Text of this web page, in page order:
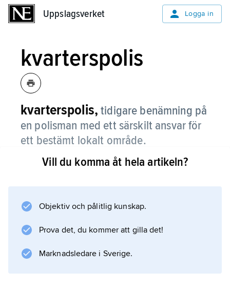
Uppslagsverket Logga in
kvarterspolis
kvarterspolis, tidigare benämning på
en polisman med ett särskilt ansvar för
ett bestämt lokalt område.
Information om artikeln
Vill du komma åt hela artikeln?
Objektiv och pålitlig kunskap.
Prova det, du kommer att gilla det!
Marknadsledare i Sverige.